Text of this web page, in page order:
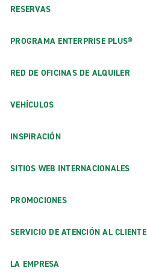
RESERVAS
PROGRAMA ENTERPRISE PLUS®
RED DE OFICINAS DE ALQUILER
VEHÍCULOS
INSPIRACIÓN
SITIOS WEB INTERNACIONALES
PROMOCIONES
SERVICIO DE ATENCIÓN AL CLIENTE
LA EMPRESA